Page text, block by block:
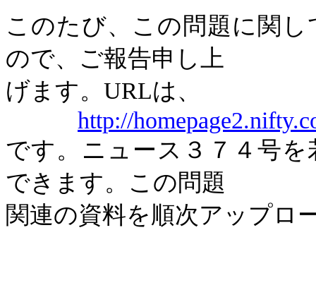
このたび、この問題に関
ので、ご報告申し上
げます。 URLは、
http://
です。ニュース３７４号
できます。この問題
関連の資料を順次アップロ